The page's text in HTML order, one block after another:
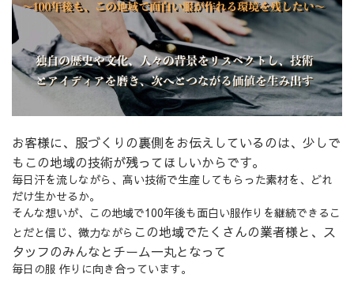
お客様に、服づくりの裏側をお伝えしているのは、少しで
もこの地域の技術が残ってほしいからです。
毎日汗を流しながら、高い技術で生産してもらった素材を、どれ
だけ生かせるか。
そんな想いが、この地域で100年後も面白い服作りを継続できるこ
とだと信じ、微力ながら この地域でたくさんの業者様と、ス
タッフのみんなとチーム一丸となって
毎日の服 作りに向き合っています。